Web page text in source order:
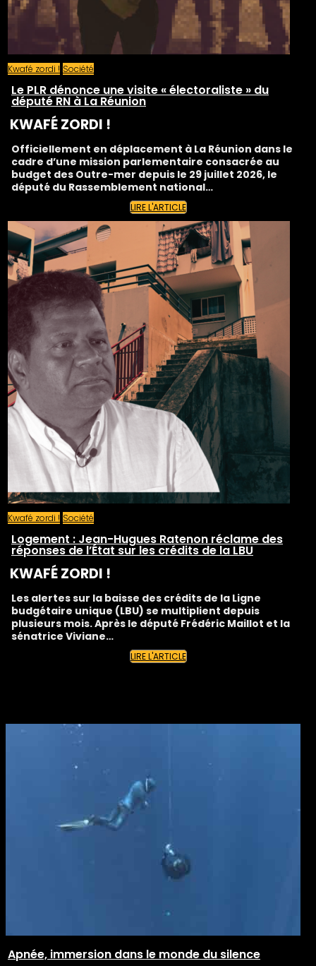
Kwafé zordi ! Société
Le PLR dénonce une visite « électoraliste » du
député RN à La Réunion
KWAFÉ ZORDI !
Officiellement en déplacement à La Réunion dans le
cadre d’une mission parlementaire consacrée au
budget des Outre-mer depuis le 29 juillet 2026, le
député du Rassemblement national…
LIRE L'ARTICLE
Kwafé zordi ! Société
Logement : Jean-Hugues Ratenon réclame des
réponses de l’État sur les crédits de la LBU
KWAFÉ ZORDI !
Les alertes sur la baisse des crédits de la Ligne
budgétaire unique (LBU) se multiplient depuis
plusieurs mois. Après le député Frédéric Maillot et la
sénatrice Viviane…
LIRE L'ARTICLE
Apnée, immersion dans le monde du silence